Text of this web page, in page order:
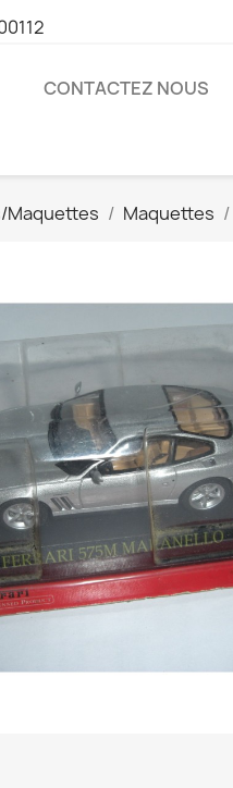
CONTACTEZ NOUS
Maquettes Maquettes